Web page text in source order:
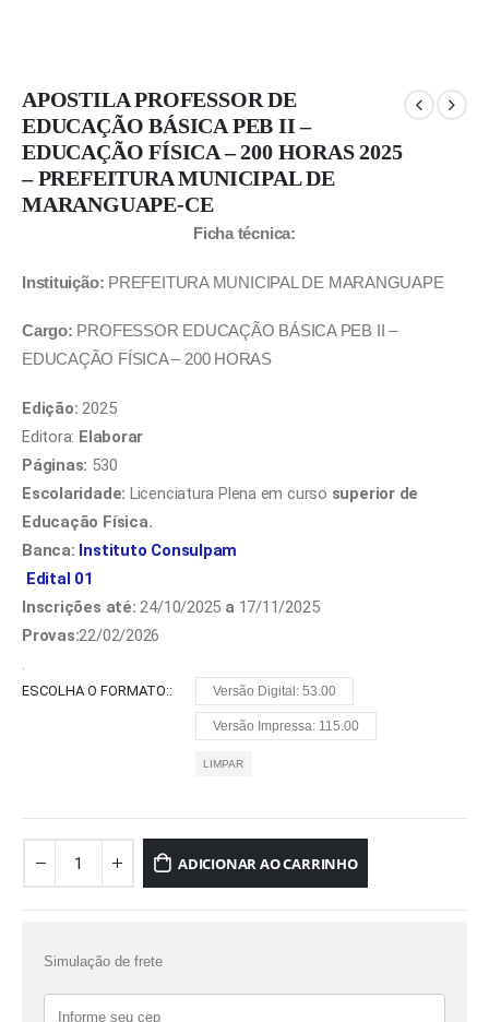
APOSTILA PROFESSOR DE
EDUCAÇÃO BÁSICA PEB II –
EDUCAÇÃO FÍSICA – 200 HORAS 2025
– PREFEITURA MUNICIPAL DE
MARANGUAPE-CE
Ficha técnica:
Instituição: PREFEITURA MUNICIPAL DE MARANGUAPE
Cargo: PROFESSOR EDUCAÇÃO BÁSICA PEB II –
EDUCAÇÃO FÍSICA – 200 HORAS
Edição:2025
Editora: Elaborar
Páginas: 530
Escolaridade: Licenciatura Plena em curso superior de
Educação Física.
Banca: Instituto Consulpam
Edital 01
Inscrições até:24/10/2025 a 17/11/2025
Provas:22/02/2026
.
ESCOLHA O FORMATO: Versão Digital: 53.00
Versão Impressa: 115.00
LIMPAR
ADICIONAR AO CARRINHO
Simulação de frete